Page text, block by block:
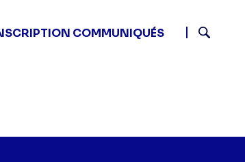
COMMUNIQUÉS